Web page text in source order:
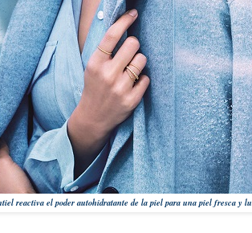
reactiva el poder autohidratante de la piel para una piel fresca y